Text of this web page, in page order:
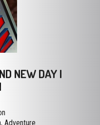
NEW DAY |
Zendaya